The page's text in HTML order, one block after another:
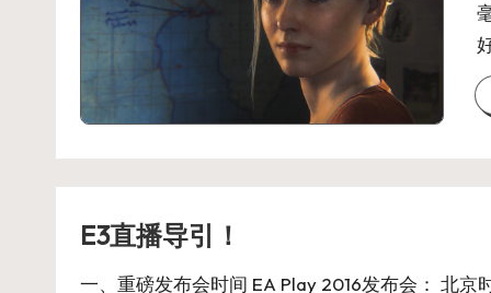
E3直播导引！
一、重磅发布会时间 EA Play 2016发布会： 北京